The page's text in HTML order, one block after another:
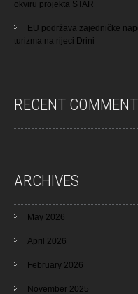
okviru projekta STAR
EU podržava zajedničke
turizma na rijeci Drini
RECENT
ARCHIVES
May 2026
April 2026
February 2026
November 2025